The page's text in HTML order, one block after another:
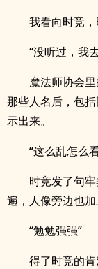
我看向时竞，
“没听过，我
魔法师协会
那些人名后，包
示出来。
“这么乱怎么
时竞发了句
遍，人像旁边也加
“勉勉强强”
得了时竞的